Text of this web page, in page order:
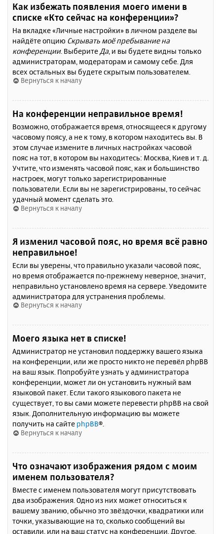
Как избежать появления моего имени в
списке «Кто сейчас на конференции»?
На вкладке «Личные настройки» в личном разделе вы
найдёте опцию Скрывать моё пребывание на
конференции. Выберите Да, и вы будете видны только
администраторам, модераторам и самому себе. Для
всех остальных вы будете скрытым пользователем.
Вернуться к началу
На конференции неправильное время!
Возможно, отображается время, относящееся к другому
часовому поясу, а не к тому, в котором находитесь вы. В
этом случае измените в личных настройках часовой
пояс на тот, в котором вы находитесь: Москва, Киев и т. д.
Учтите, что изменять часовой пояс, как и большинство
настроек, могут только зарегистрированные
пользователи. Если вы не зарегистрированы, то сейчас
удачный момент сделать это.
Вернуться к началу
Я изменил часовой пояс, но время всё равно
неправильное!
Если вы уверены, что правильно указали часовой пояс,
но время отображается по-прежнему неверное, значит,
неправильно установлено время на сервере. Уведомите
администратора для устранения проблемы.
Вернуться к началу
Моего языка нет в списке!
Администратор не установил поддержку вашего языка
на конференции, или же просто никто не перевёл phpBB
на ваш язык. Попробуйте узнать у администратора
конференции, может ли он установить нужный вам
языковой пакет. Если такого языкового пакета не
существует, то вы сами можете перевести phpBB на свой
язык. Дополнительную информацию вы можете
получить на сайте phpBB®.
Вернуться к началу
Что означают изображения рядом с моим
именем пользователя?
Вместе с именем пользователя могут присутствовать
два изображения. Одно из них может относиться к
вашему званию, обычно это звёздочки, квадратики или
точки, указывающие на то, сколько сообщений вы
оставили, или на ваш статус на конференции. Другое,